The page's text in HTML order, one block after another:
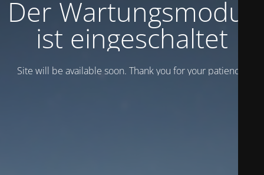
Der Wartungsmodus
ist eingeschaltet
Site will be available soon. Thank you for your patience!